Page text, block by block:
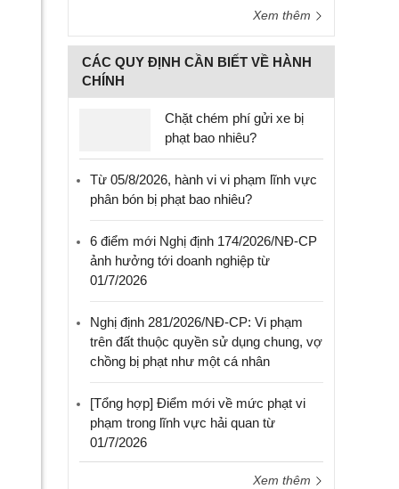
Xem thêm
CÁC QUY ĐỊNH CẦN BIẾT VỀ HÀNH
CHÍNH
Chặt chém phí gửi xe bị
phạt bao nhiêu?
Từ 05/8/2026, hành vi vi phạm lĩnh vực
phân bón bị phạt bao nhiêu?
6 điểm mới Nghị định 174/2026/NĐ-CP
ảnh hưởng tới doanh nghiệp từ
01/7/2026
Nghị định 281/2026/NĐ-CP: Vi phạm
trên đất thuộc quyền sử dụng chung, vợ
chồng bị phạt như một cá nhân
[Tổng hợp] Điểm mới về mức phạt vi
phạm trong lĩnh vực hải quan từ
01/7/2026
Xem thêm